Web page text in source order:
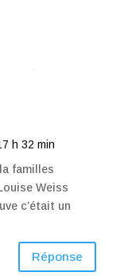
h 32 min
familles
Weiss
c’était un
Réponse